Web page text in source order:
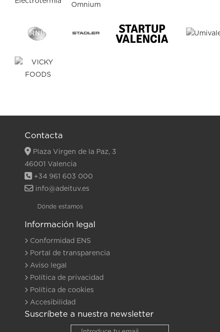
Contacta
Plaza Virgen de la Paz, 3
46001 Valencia
+34 961 603 000
info@adeituv.es
Dónde estamos
Información legal
Conformidad ENS
Portal de transparencia
Aviso legal
Política de privacidad
Política de cookies
Accesibilidad
Suscríbete a nuestra newsletter